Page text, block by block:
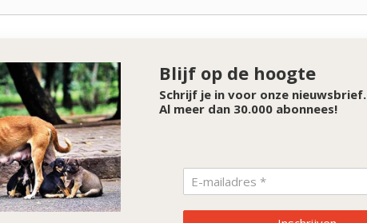
SPONSOR VAN DE MAAND
Noordwolde
Blijf op de hoogte
Schrijf je in voor onze nieuwsbrief.
Al meer dan 30.000 abonnees!